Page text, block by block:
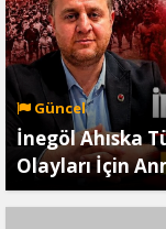
Güncel
İnegöl Ahıska
Olayları İçin